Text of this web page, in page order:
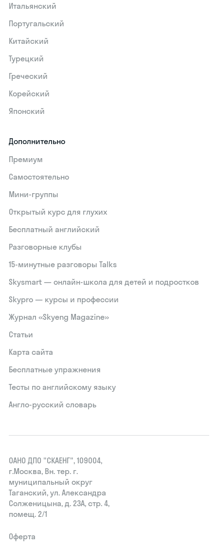
Итальянский
Португальский
Китайский
Турецкий
Греческий
Корейский
Японский
Дополнительно
Премиум
Самостоятельно
Мини-группы
Открытый курс для глухих
Бесплатный английский
Разговорные клубы
15‑минутные разговоры Talks
Skysmart — онлайн-школа для детей и подростков
Skypro — курсы и профессии
Журнал «Skyeng Magazine»
Статьи
Карта сайта
Бесплатные упражнения
Тесты по английскому языку
Англо-русский словарь
ОАНО ДПО "СКАЕНГ", 109004,
г.Москва, Вн. тер. г.
муниципальный округ
Таганский, ул. Александра
Солженицына, д. 23А, стр. 4,
помещ. 2/1
Оферта